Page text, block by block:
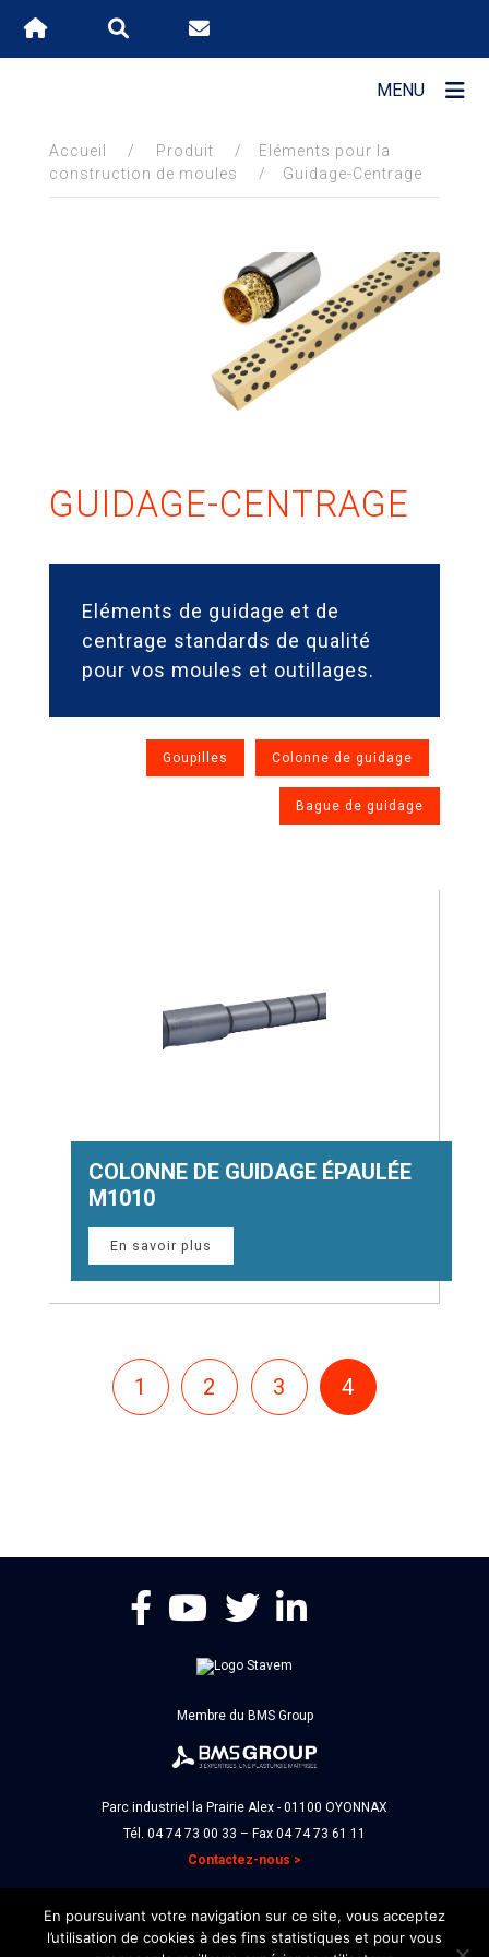
MENU
DÉCOUVRIR
STAVEM
STAVEM
REJOIGNEZ-
STAVEM
Accueil / Produit /
Eléments pour la
construction de moules
/ Guidage-Centrage
GUIDAGE-CENTRAGE
Eléments de guidage et de
centrage standards de qualité
pour vos moules et outillages.
Goupilles Colonne de guidage
Bague de guidage
COLONNE DE GUIDAGE ÉPAULÉE
M1010
En savoir plus
1 2 3 4
Membre du BMS Group
Parc industriel la Prairie Alex - 01100 OYONNAX
Tél. 04 74 73 00 33 – Fax 04 74 73 61 11
Contactez-nous >
En poursuivant votre navigation sur ce site, vous acceptez
l’utilisation de cookies à des fins statistiques et pour vous